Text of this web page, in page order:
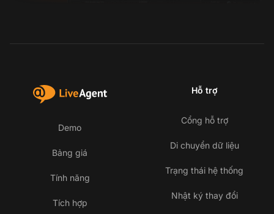
Demo
Bảng giá
Tính năng
Tích hợp
Hỗ trợ
Cổng hỗ trợ
Di chuyển dữ liệu
Trạng thái hệ thống
Nhật ký thay đổi